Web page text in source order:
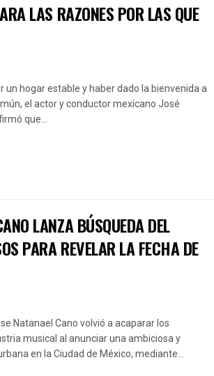
LAS RAZONES POR LAS QUE
un hogar estable y haber dado la bienvenida a
el actor y conductor mexicano José
que...
LANZA BÚSQUEDA DEL
PARA REVELAR LA FECHA DE
Natanael Cano volvió a acaparar los
musical al anunciar una ambiciosa y
en la Ciudad de México, mediante...